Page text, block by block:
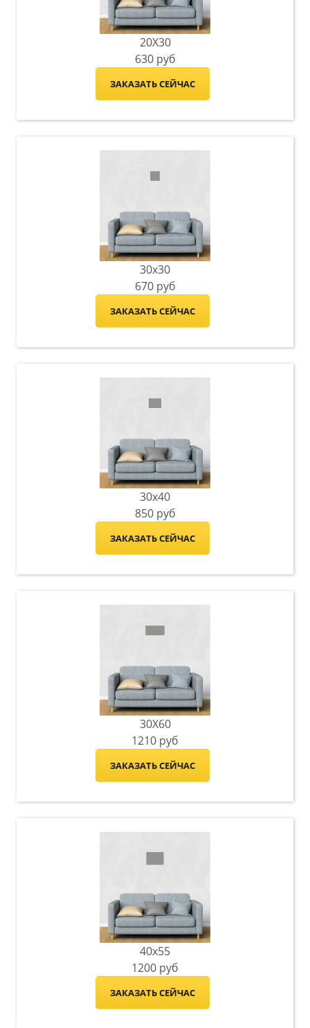
20X30
630 руб
ЗАКАЗАТЬ СЕЙЧАС
30x30
670 руб
ЗАКАЗАТЬ СЕЙЧАС
30x40
850 руб
ЗАКАЗАТЬ СЕЙЧАС
30X60
1210 руб
ЗАКАЗАТЬ СЕЙЧАС
40x55
1200 руб
ЗАКАЗАТЬ СЕЙЧАС